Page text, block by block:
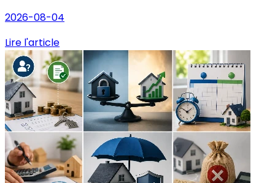
2026-08-04
Lire l'article